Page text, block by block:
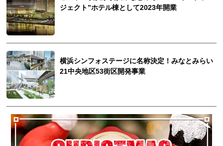
ジェクト”ホテル棟として2023年開業
横浜シンフォステージに名称決定！みなとみらい
21中央地区53街区開発事業